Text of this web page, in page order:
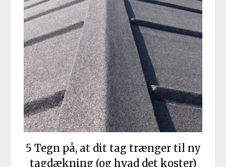
5 Tegn på, at dit tag trænger til ny
tagdækning (og hvad det koster)